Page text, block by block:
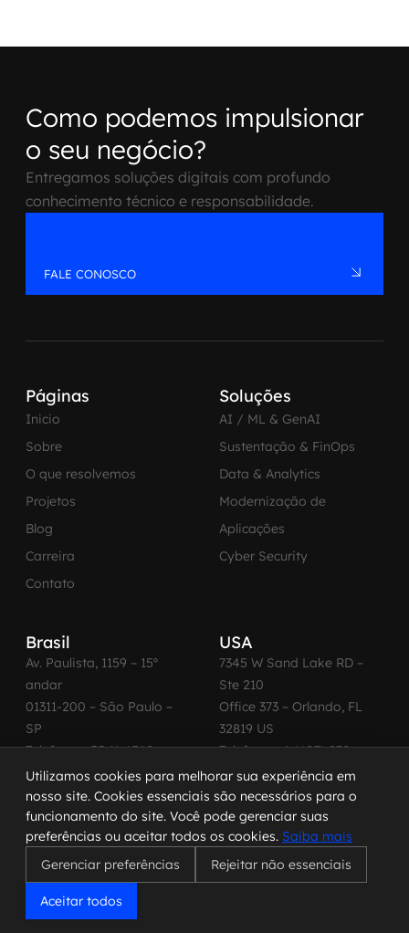
Como podemos impulsionar
o seu negócio?
Entregamos soluções digitais com profundo
conhecimento técnico e responsabilidade.
FALE CONOSCO
Páginas
Inicio
Sobre
O que resolvemos
Projetos
Blog
Carreira
Contato
Soluções
AI / ML & GenAI
Sustentação & FinOps
Data & Analytics
Modernização de
Aplicações
Cyber Security
Brasil
Av. Paulista, 1159 – 15º
andar
01311-200 – São Paulo –
SP
Telefone: +55 11 4560-
2600
USA
7345 W Sand Lake RD –
Ste 210
Office 373 – Orlando, FL
32819 US
Telefone: +1 (407) 270-
3065
© 2026 MadeinWeb. Todos os direitos reservados.
Termo de Uso | Política de Privacidade |
Política de Cookies
Utilizamos cookies para melhorar sua experiência em
nosso site. Cookies essenciais são necessários para o
funcionamento do site. Você pode gerenciar suas
preferências ou aceitar todos os cookies. Saiba mais
Gerenciar preferências
Rejeitar não essenciais
Aceitar todos